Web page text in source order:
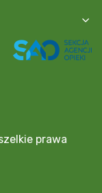
prawa